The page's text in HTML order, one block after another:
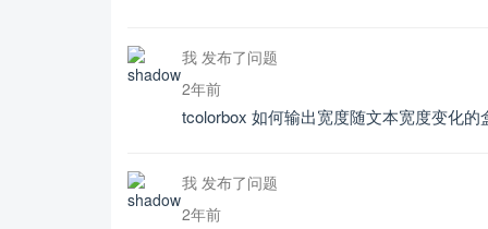
我 发布了问题
2年前
tcolorbox 如何输出宽度随文本宽度变化的
我 发布了问题
2年前